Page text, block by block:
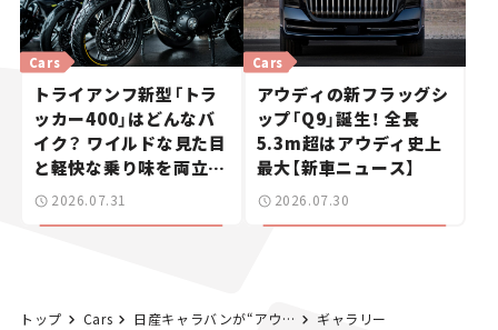
トライアンフ新型「トラ
ッカー400」はどんなバ
イク？ ワイルドな見た目
と軽快な乗り味を両立し
た400ccフラットトラッ
Cars
2026.07.31
アウディの新フラッグシ
ップ「Q9」誕生！ 全長
5.3m超はアウディ史上
最大【新車ニュース】
Cars
2026.07.30
トップ Cars 日産キャラバンが“アウトドア仕様”に大変身！ 「SOTOASOBIパッケージ」はどんな内容？【新車ニュース】 ギャラリー